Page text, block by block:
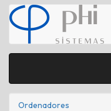
Ordenadores